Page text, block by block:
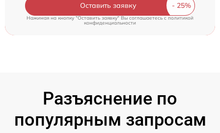
Оставить заявку
Нажимая на кнопку "Оставить заявку" Вы соглашаетесь cполитикой
конфиденциальности
Разъяснение по
популярным запросам